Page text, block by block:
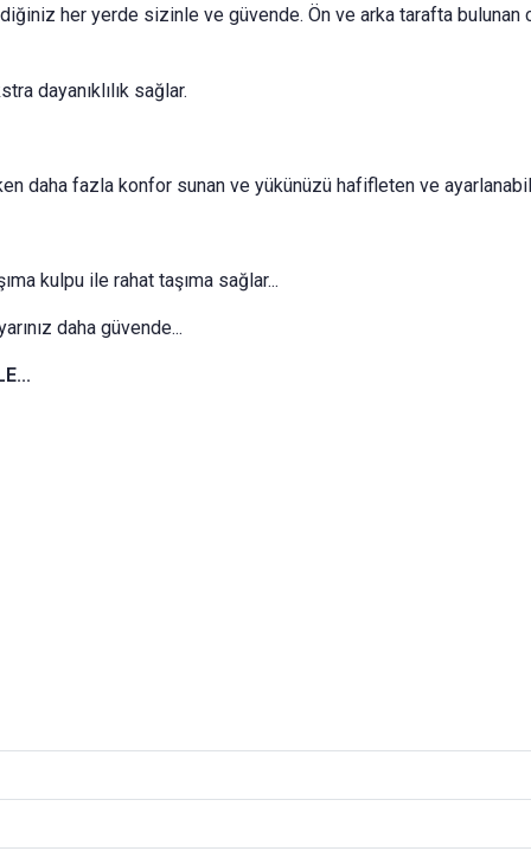
her yerde sizinle ve güvende. Ön ve arka tarafta bulunan
dayanıklılık sağlar.
daha fazla konfor sunan ve yükünüzü hafifleten ve
kulpu ile rahat taşıma sağlar...
daha güvende...